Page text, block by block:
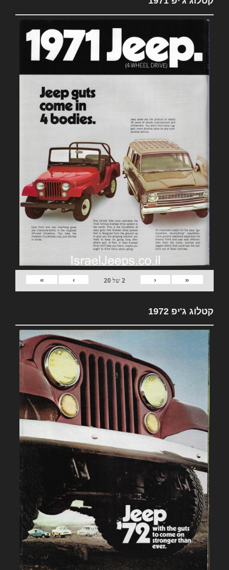
«
‹
2של20
›
»
קטלוג ג'יפ 1972